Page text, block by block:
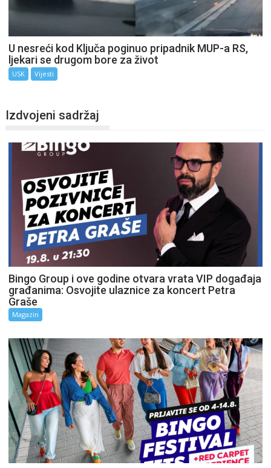
U nesreći kod Ključa poginuo pripadnik MUP-a RS,
ljekari se drugom bore za život
USK Vijesti
Izdvojeni sadržaj
Bingo Group i ove godine otvara vrata VIP događaja
građanima: Osvojite ulaznice za koncert Petra
Graše
Magazin